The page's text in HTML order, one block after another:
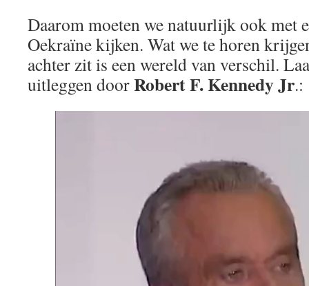
Daarom moeten we natuurlijk ook met
Oekraïne kijken. Wat we te horen
achter zit is een wereld van verschil.
uitleggen doorRobert F. Kennedy Jr.: